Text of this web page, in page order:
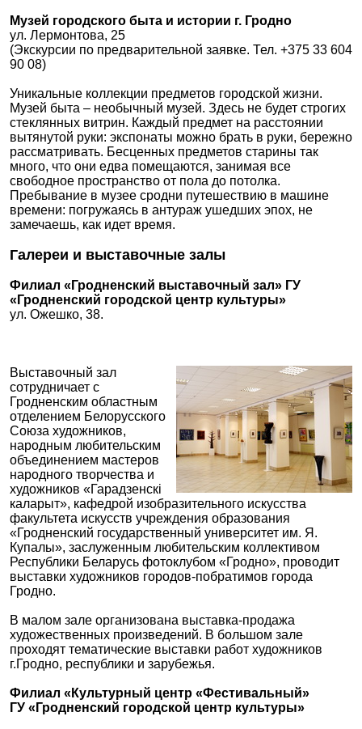
Музей городского быта и истории г. Гродно
ул. Лермонтова, 25
(Экскурсии по предварительной заявке. Тел. +375 33 604
90 08)
Уникальные коллекции предметов городской жизни.
Музей быта – необычный музей. Здесь не будет строгих
стеклянных витрин. Каждый предмет на расстоянии
вытянутой руки: экспонаты можно брать в руки, бережно
рассматривать. Бесценных предметов старины так
много, что они едва помещаются, занимая все
свободное пространство от пола до потолка.
Пребывание в музее сродни путешествию в машине
времени: погружаясь в антураж ушедших эпох, не
замечаешь, как идет время.
Галереи и выставочные залы
Филиал «Гродненский выставочный зал» ГУ
«Гродненский городской центр культуры»
ул. Ожешко, 38.
Выставочный зал
сотрудничает с
Гродненским областным
отделением Белорусского
Союза художников,
народным любительским
объединением мастеров
народного творчества и
художников «Гарадзенскі
каларыт», кафедрой изобразительного искусства
факультета искусств учреждения образования
«Гродненский государственный университет им. Я.
Купалы», заслуженным любительским коллективом
Республики Беларусь фотоклубом «Гродно», проводит
выставки художников городов-побратимов города
Гродно.
В малом зале организована выставка-продажа
художественных произведений. В большом зале
проходят тематические выставки работ художников
г.Гродно, республики и зарубежья.
Филиал «Культурный центр «Фестивальный»
ГУ «Гродненский городской центр культуры»